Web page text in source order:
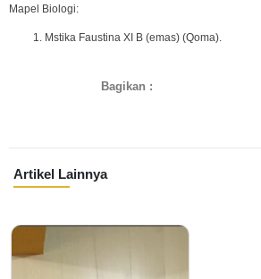
Mapel Biologi:
Mstika Faustina XI B (emas) (Qoma).
Bagikan :
Artikel Lainnya